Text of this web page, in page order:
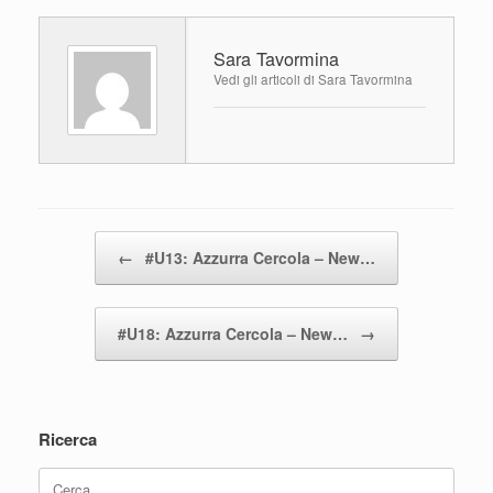
e
b
o
o
k
er
vi
di
Sara Tavormina
Vedi gli articoli di Sara Tavormina
← #U13: Azzurra Cercola – New…
#U18: Azzurra Cercola – New… →
Ricerca
Ricerca